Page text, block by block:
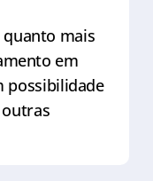
quanto mais
em
possibilidade